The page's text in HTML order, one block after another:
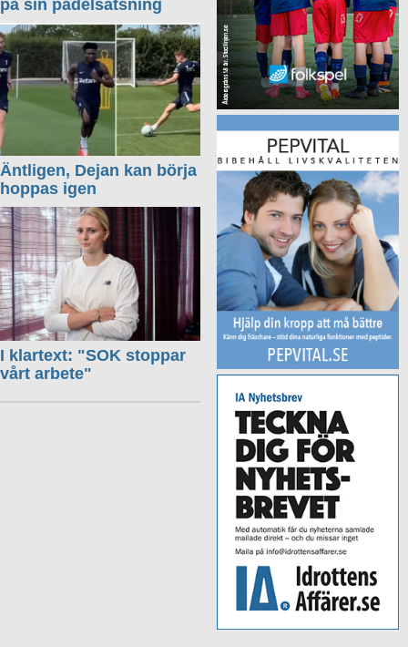
på sin padelsatsning
Äntligen, Dejan kan börja
hoppas igen
I klartext: "SOK stoppar
vårt arbete"